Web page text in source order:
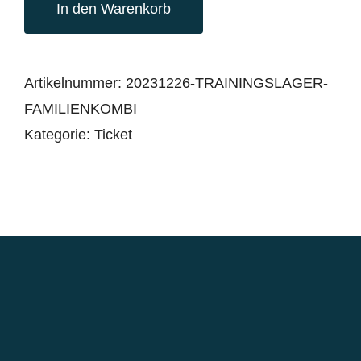
komplett
-
Menge
In den Warenkorb
Artikelnummer: 20231226-TRAININGSLAGER-
FAMILIENKOMBI
Kategorie: Ticket